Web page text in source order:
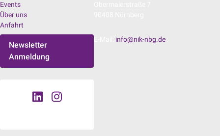
Events
Über uns
Anfahrt
Newsletter
Anmeldung
info@nik-nbg.de